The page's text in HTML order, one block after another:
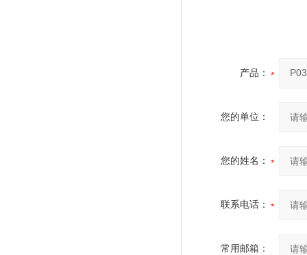
产品：
您的单位：
您的姓名：
联系电话：
常用邮箱：